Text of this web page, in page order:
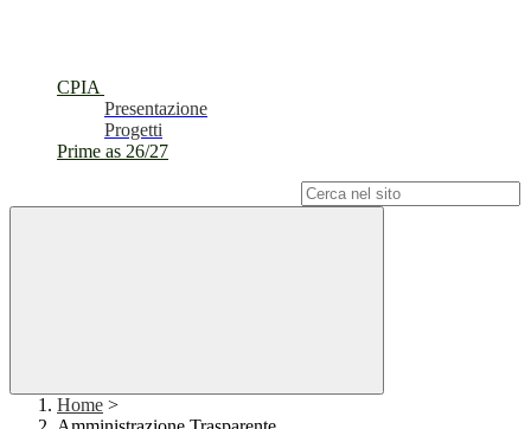
CPIA
Presentazione
Progetti
Prime as 26/27
Home >